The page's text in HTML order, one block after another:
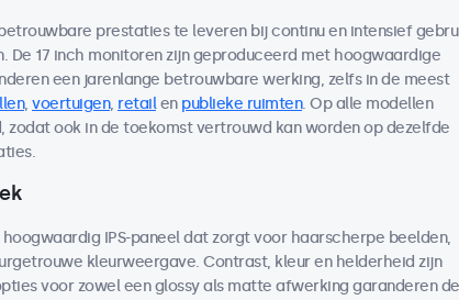
prestaties te leveren bij continu en intensief
De 17 inch monitoren zijn geproduceerd met hoogwaardige
een jarenlange betrouwbare werking, zelfs in de meest
, voertuigen, retailen publieke ruimten. Op alle modellen
zodat ook in de toekomst vertrouwd kan worden op dezelfde
IPS-paneel dat zorgt voor haarscherpe beelden,
kleurweergave. Contrast, kleur en helderheid zijn
voor zowel een glossy als matte afwerking garanderen de